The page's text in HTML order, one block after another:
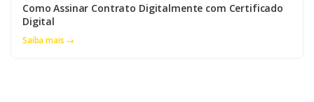
Como Assinar Contrato Digitalmente com Certificado
Digital
Saiba mais →